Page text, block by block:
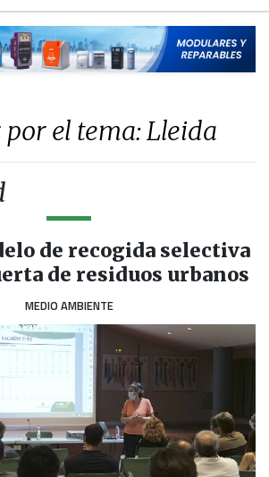
el tema: Lleida
de recogida selectiva
de residuos urbanos
MEDIO AMBIENTE